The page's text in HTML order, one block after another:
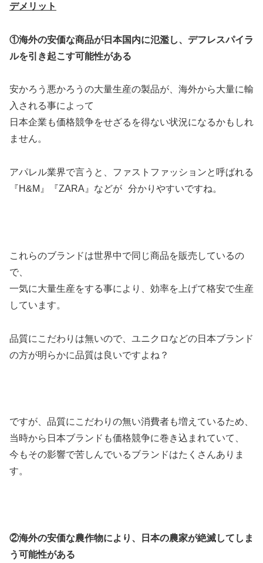
デメリット
①海外の安価な商品が日本国内に氾濫し、デフレスパイラ
ルを引き起こす可能性がある
安かろう悪かろうの大量生産の製品が、海外から大量に輸
入される事によって
日本企業も価格競争をせざるを得ない状況になるかもしれ
ません。
アパレル業界で言うと、ファストファッションと呼ばれる
『H&M』『ZARA』などが 分かりやすいですね。
これらのブランドは世界中で同じ商品を販売しているの
で、
一気に大量生産をする事により、効率を上げて格安で生産
しています。
品質にこだわりは無いので、ユニクロなどの日本ブランド
の方が明らかに品質は良いですよね？
ですが、品質にこだわりの無い消費者も増えているため、
当時から日本ブランドも価格競争に巻き込まれていて、
今もその影響で苦しんでいるブランドはたくさんありま
す。
②海外の安価な農作物により、日本の農家が絶滅してしま
う可能性がある